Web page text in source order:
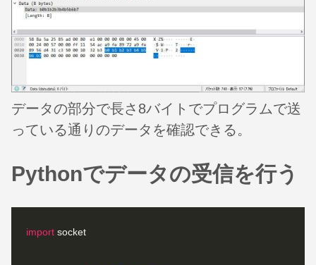
データの部分で長さ8バイトでプログラムで送
っている通りのデータを確認できる。
Pythonでデータの受信を行う
import